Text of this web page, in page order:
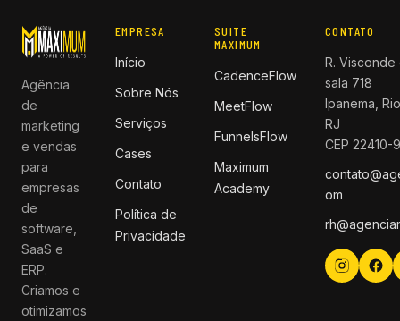
Agência
de
marketing
e vendas
para
empresas
de
software,
SaaS e
ERP.
Criamos e
otimizamos
EMPRESA
Início
Sobre Nós
Serviços
Cases
Contato
Política de
Privacidade
SUITE
MAXIMUM
CadenceFlow
MeetFlow
FunnelsFlow
Maximum
Academy
CONTATO
R.
sala 718
Ipanema,
RJ
CEP 22410-
om